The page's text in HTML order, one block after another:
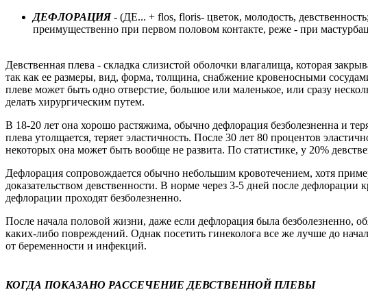
ДЕФЛОРАЦИЯ- (ДЕ... + flos, floris- цветок, молодость,
преимущественно при первом половом контакте, реже - при
Девственная плева - складка слизистой оболочки влагалища, которая
так как ее размеры, вид, форма, толщина, снабжение кровеносными
плеве может быть одно отверстие, большое или маленькое, или сразу
делать хирургическим путем.
В 18-20 лет она хорошо растяжима, обычно дефлорация безболезненна и
плева утолщается, теряет эластичность. После 30 лет 80 процентов
некоторых она может быть вообще не развита. По статистике, у 20%
Дефлорация сопровождается обычно небольшим кровотечением, хотя
доказательством девственности. В норме через 3-5 дней после
дефлорации проходят безболезненно.
После начала половой жизни, даже если дефлорация была безболезненно,
каких-либо повреждений. Однак посетить гинеколога все же лучше до
от беременности и инфекций.
КОГДА ПОКАЗАНО РАССЕЧЕНИЕ ДЕВСТВЕННОЙ ПЛЕВЫ